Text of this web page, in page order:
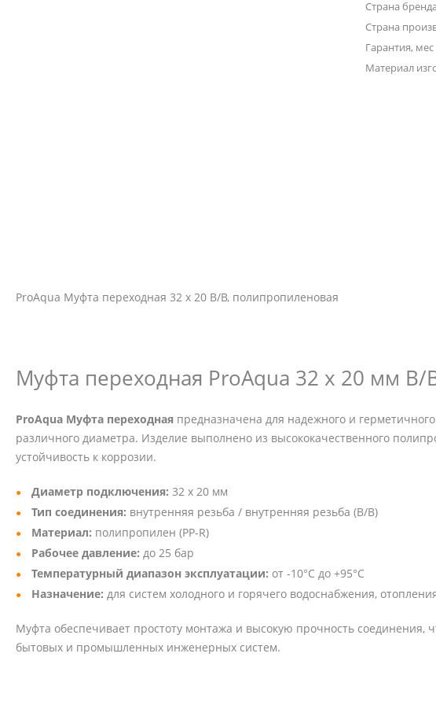
ProAqua Муфта переходная 32 х 20 В/В, полипропиленовая
Страна бренда
Страна
Гарантия, мес
Материал
Муфта переходная ProAqua 32 x 20 мм
ProAqua Муфта переходная предназначена для надежного и
различного диаметра. Изделие выполнено из высококачественного
устойчивость к коррозии.
Диаметр подключения: 32 x 20 мм
Тип соединения: внутренняя резьба / внутренняя резьба (В/В)
Материал: полипропилен (PP-R)
Рабочее давление: до 25 бар
Температурный диапазон эксплуатации: от -10°C до +95°C
Назначение: для систем холодного и горячего водоснабжения,
Муфта обеспечивает простоту монтажа и высокую прочность соединения,
бытовых и промышленных инженерных систем.